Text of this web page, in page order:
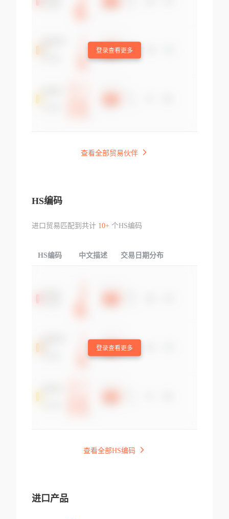
登录查看更多
查看全部贸易伙伴
HS编码
进口贸易匹配到共计 10+个HS编码
HS编码 中文描述 交易日期分布
登录查看更多
查看全部HS编码
进口产品